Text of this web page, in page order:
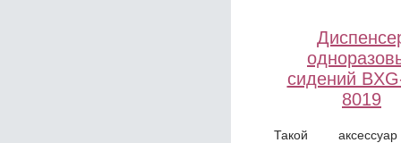
сидений
8019
Такой